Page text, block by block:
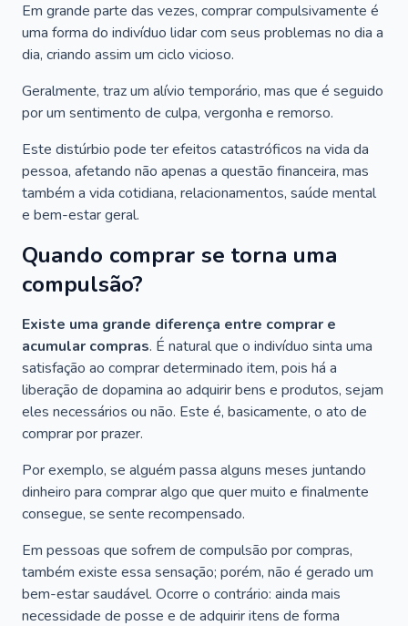
Em grande parte das vezes, comprar compulsivamente é
uma forma do indivíduo lidar com seus problemas no dia a
dia, criando assim um ciclo vicioso.
Geralmente, traz um alívio temporário, mas que é seguido
por um sentimento de culpa, vergonha e remorso.
Este distúrbio pode ter efeitos catastróficos na vida da
pessoa, afetando não apenas a questão financeira, mas
também a vida cotidiana, relacionamentos, saúde mental
e bem-estar geral.
Quando comprar se torna uma
compulsão?
Existe uma grande diferença entre comprar e
acumular compras. É natural que o indivíduo sinta uma
satisfação ao comprar determinado item, pois há a
liberação de dopamina ao adquirir bens e produtos, sejam
eles necessários ou não. Este é, basicamente, o ato de
comprar por prazer.
Por exemplo, se alguém passa alguns meses juntando
dinheiro para comprar algo que quer muito e finalmente
consegue, se sente recompensado.
Em pessoas que sofrem de compulsão por compras,
também existe essa sensação; porém, não é gerado um
bem-estar saudável. Ocorre o contrário: ainda mais
necessidade de posse e de adquirir itens de forma